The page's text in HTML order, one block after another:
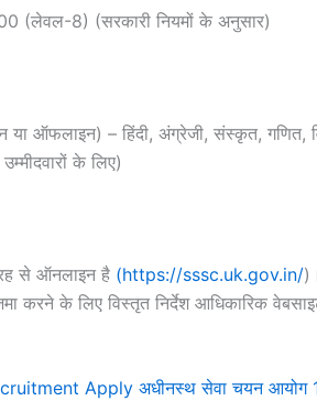
(लेवल-8) (सरकारी नियमों के अनुसार)
या ऑफलाइन) – हिंदी, अंग्रेजी, संस्कृत, गणित,
के लिए)
से ऑनलाइन है (https://sssc.uk.gov.in/)।
करने के लिए विस्तृत निर्देश आधिकारिक
Apply अधीनस्थ सेवा चयन आयोग